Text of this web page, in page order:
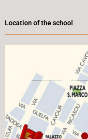
Location of the school